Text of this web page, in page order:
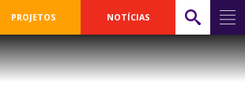
PROJETOS NOTÍCIAS